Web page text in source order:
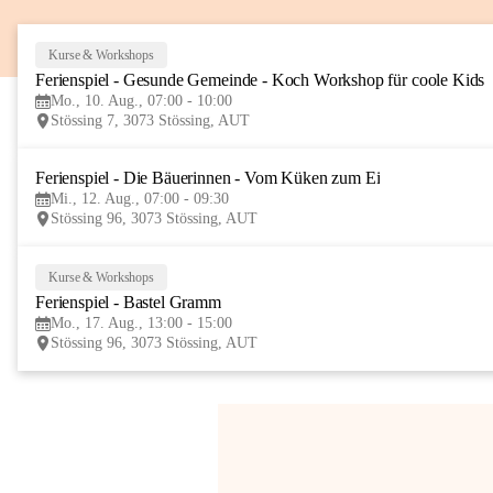
Kurse & Workshops
Ferienspiel - Gesunde Gemeinde - Koch Workshop für coole Kids
Mo., 10. Aug., 07:00 - 10:00
Stössing 7, 3073 Stössing, AUT
Ferienspiel - Die Bäuerinnen - Vom Küken zum Ei
Mi., 12. Aug., 07:00 - 09:30
Stössing 96, 3073 Stössing, AUT
Kurse & Workshops
Ferienspiel - Bastel Gramm
Mo., 17. Aug., 13:00 - 15:00
Stössing 96, 3073 Stössing, AUT